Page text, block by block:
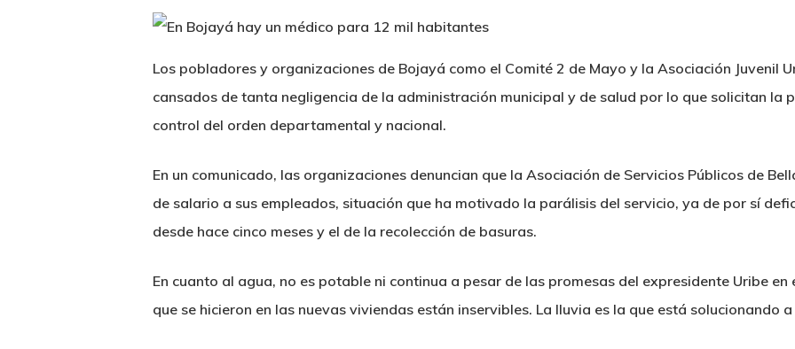
Los pobladores y organizaciones de Bojayá como el Comité 2 de Mayo y la Asociación Juvenil
cansados de tanta negligencia de la administración municipal y de salud por lo que solicitan la
control del orden departamental y nacional.
En un comunicado, las organizaciones denuncian que la Asociación de Servicios Públicos de
de salario a sus empleados, situación que ha motivado la parálisis del servicio, ya de por sí
desde hace cinco meses y el de la recolección de basuras.
En cuanto al agua, no es potable ni continua a pesar de las promesas del expresidente Uribe
que se hicieron en las nuevas viviendas están inservibles. La lluvia es la que está solucionando